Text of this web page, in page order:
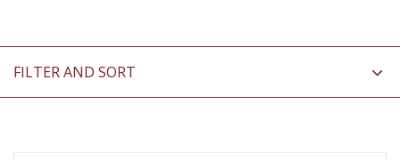
FILTER AND SORT